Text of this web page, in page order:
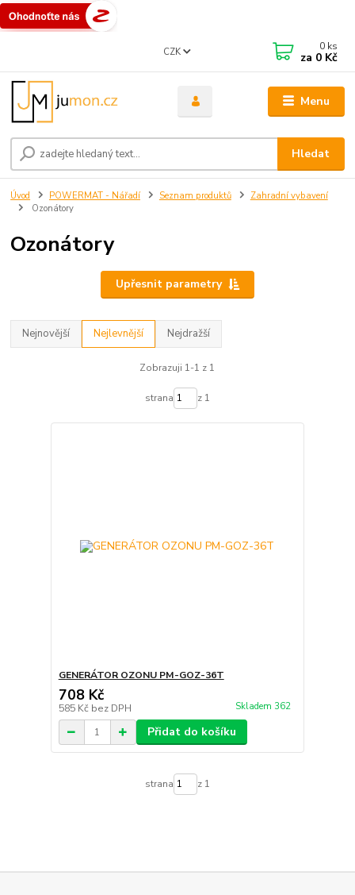
Menu
CZK
Hledat
0 ks
za 0 Kč
Úvod POWERMAT - Nářadí Seznam produktů
Zahradní vybavení
Ozonátory
Ozonátory
Upřesnit parametry
Nejnovější Nejlevnější Nejdražší
Zobrazuji 1-1 z 1
strana z 1
GENERÁTOR OZONU PM-GOZ-36T
708 Kč
585 Kč bez DPH Skladem 362
Přidat do košíku
strana z 1